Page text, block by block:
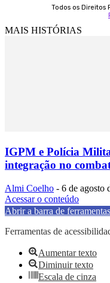
Todos os Direitos
MAIS HISTÓRIAS
IGPM e Polícia
integração no
Almi Coelho - 6 de agosto
Acessar o conteúdo
Abrir a barra de ferramentas
Ferramentas de
Aumentar texto
Diminuir texto
Escala de cinza